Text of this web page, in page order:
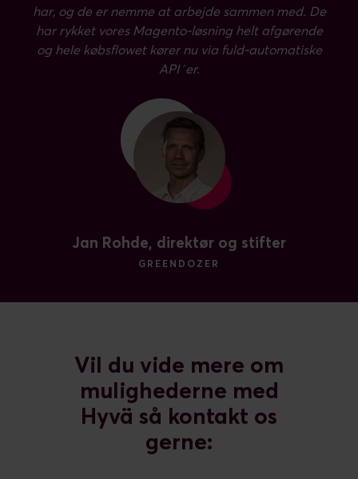
har, og de er nemme at arbejde sammen med. De
har rykket vores Magento-løsning helt afgørende
og hele købsflowet kører nu via fuld-automatiske
API´er.
Jan Rohde, direktør og stifter
GREENDOZER
Vil du vide mere om
mulighederne med
Hyvä så kontakt os
gerne: